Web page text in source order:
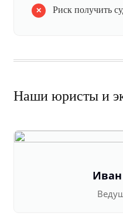
Риск получить
Наши юристы и
Иван